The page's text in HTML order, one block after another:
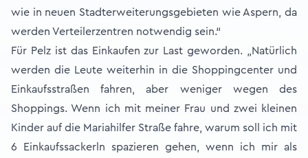
wie in neuen Stadterweiterungsgebieten wie Aspern, da
werden Verteilerzentren notwendig sein.“
Für Pelz ist das Einkaufen zur Last geworden. „Natürlich
werden die Leute weiterhin in die Shoppingcenter und
Einkaufsstraßen fahren, aber weniger wegen des
Shoppings. Wenn ich mit meiner Frau und zwei kleinen
Kinder auf die Mariahilfer Straße fahre, warum soll ich mit
6 Einkaufssackerln spazieren gehen, wenn ich mir als